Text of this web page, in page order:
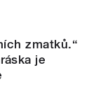
zmatků.“
je